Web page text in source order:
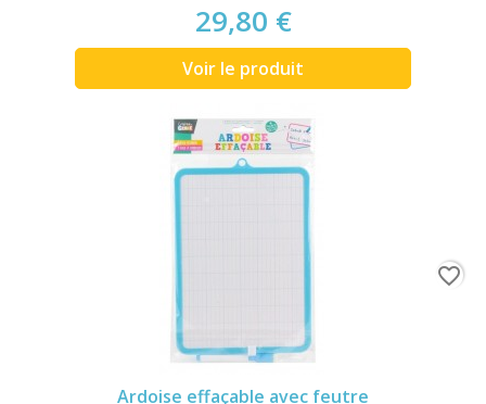
29,80 €
Voir le produit
Ardoise effaçable avec feutre
favorite_border